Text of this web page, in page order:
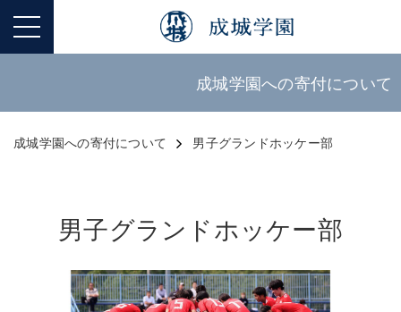
成城学園への寄付について
成城学園への寄付について 男子グランドホッケー部
男子グランドホッケー部